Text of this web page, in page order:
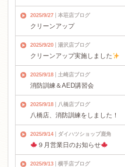
2025/9/27 本荘店ブログ
クリーンアップ
2025/9/20 湯沢店ブログ
クリーンアップ実施しました
2025/9/18 土崎店ブログ
消防訓練＆AED講習会
2025/9/18 八橋店ブログ
八橋店、消防訓練をしました！
2025/9/14 ダイハツショップ鹿角
９月営業日のお知らせ
2025/9/13 横手店ブログ